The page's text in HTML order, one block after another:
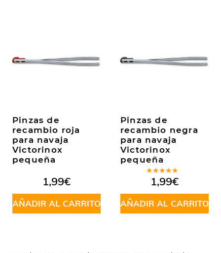
Pinzas de
recambio roja
para navaja
Victorinox
pequeña
1,99€
AÑADIR AL CARRITO
Pinzas de
recambio negra
para navaja
Victorinox
pequeña
Valorado
en5.00de
5
1,99€
AÑADIR AL CARRITO